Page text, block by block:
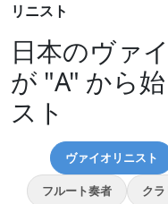
リニスト
日本のヴァ
が "A" から
スト
ヴァイオリニスト
フルート奏者 ク